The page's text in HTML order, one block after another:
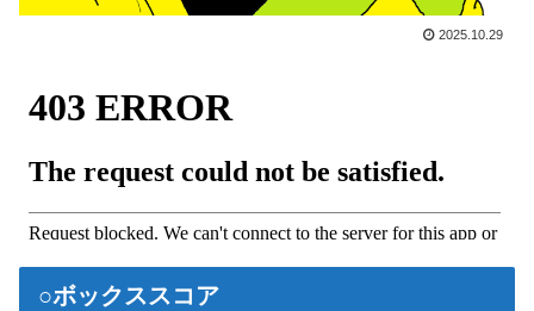
2025.10.29
○ボックススコア